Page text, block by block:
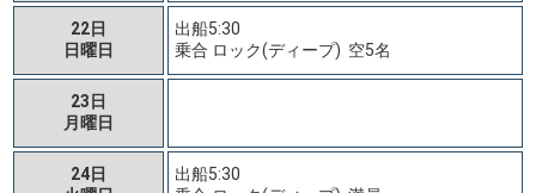
22日
日曜日
出船5:30
乗合 ロック(ディープ) 空5名
23日
月曜日
24日
出船5:30